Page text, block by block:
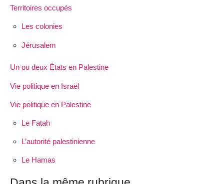
Territoires occupés
Les colonies
Jérusalem
Un ou deux États en Palestine
Vie politique en Israël
Vie politique en Palestine
Le Fatah
L’autorité palestinienne
Le Hamas